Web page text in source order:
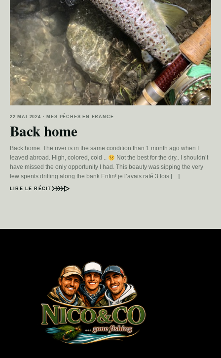
22 MAI 2024 · MES PÊCHES EN FRANCE
Back home
Back home. The river is in the same condition than 1 month ago when I
leaved abroad. High, colored, cold ..
Not the best for the dry.. I shouldn’t
have missed the only opportunity I had. This beauty was sipping the very
few spents drifting along the bank Enfin! je l’avais raté 3 fois […]
LIRE LE RÉCIT